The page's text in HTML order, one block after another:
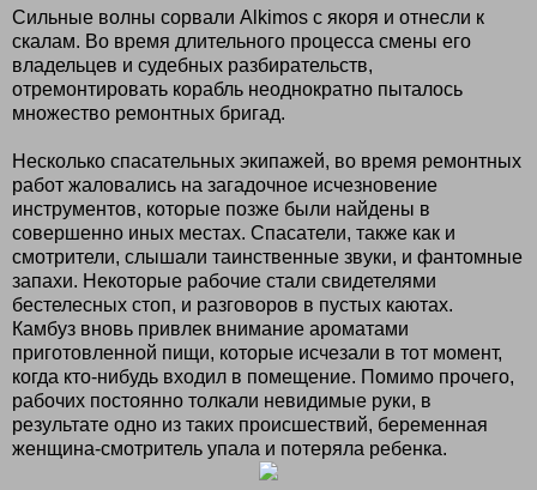
Сильные волны сорвали Alkimos с якоря и отнесли к
скалам. Во время длительного процесса смены его
владельцев и судебных разбирательств,
отремонтировать корабль неоднократно пыталось
множество ремонтных бригад.
Несколько спасательных экипажей, во время ремонтных
работ жаловались на загадочное исчезновение
инструментов, которые позже были найдены в
совершенно иных местах. Спасатели, также как и
смотрители, слышали таинственные звуки, и фантомные
запахи. Некоторые рабочие стали свидетелями
бестелесных стоп, и разговоров в пустых каютах.
Камбуз вновь привлек внимание ароматами
приготовленной пищи, которые исчезали в тот момент,
когда кто-нибудь входил в помещение. Помимо прочего,
рабочих постоянно толкали невидимые руки, в
результате одно из таких происшествий, беременная
женщина-смотритель упала и потеряла ребенка.